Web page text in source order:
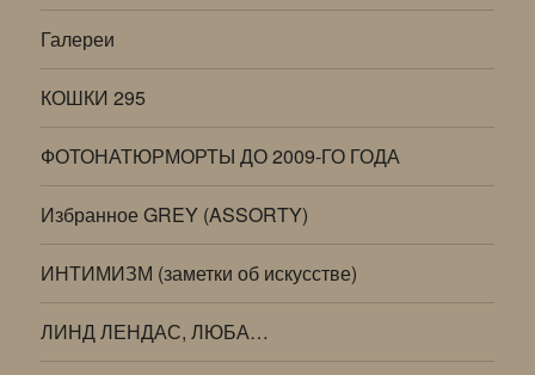
Галереи
КОШКИ 295
ФОТОНАТЮРМОРТЫ ДО 2009-ГО ГОДА
Избранное GREY (ASSORTY)
ИНТИМИЗМ (заметки об искусстве)
ЛИНД ЛЕНДАС, ЛЮБА…